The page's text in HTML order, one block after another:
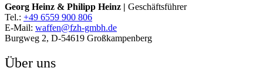
Georg Heinz & Philipp Heinz | Geschäftsführer
Tel.: +49 6559 900 806
E-Mail: waffen@fzh-gmbh.de
Burgweg 2, D-54619 Großkampenberg
Über uns